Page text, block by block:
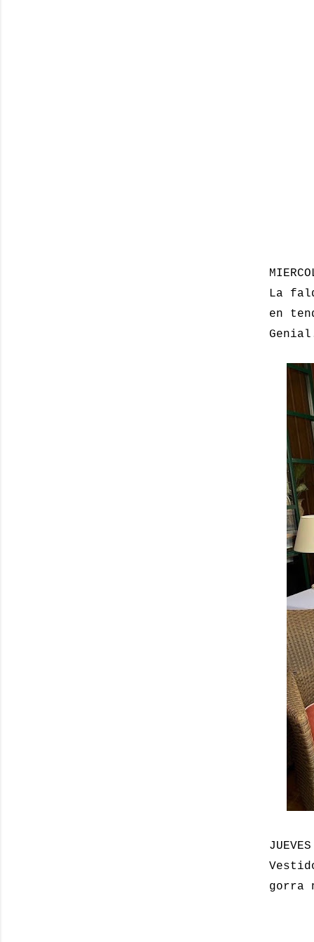
La
en
JUEVES
gorra